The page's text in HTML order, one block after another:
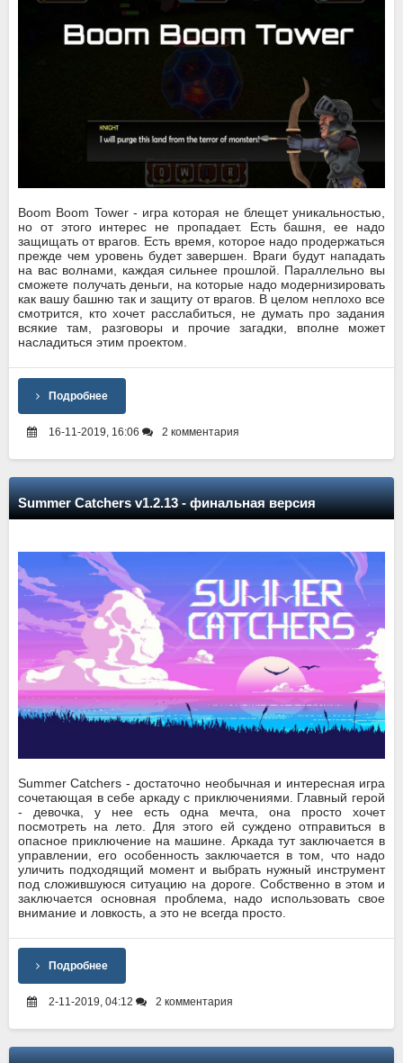
Boom Boom Tower - игра которая не блещет уникальностью,
но от этого интерес не пропадает. Есть башня, ее надо
защищать от врагов. Есть время, которое надо продержаться
прежде чем уровень будет завершен. Враги будут нападать
на вас волнами, каждая сильнее прошлой. Параллельно вы
сможете получать деньги, на которые надо модернизировать
как вашу башню так и защиту от врагов. В целом неплохо все
смотрится, кто хочет расслабиться, не думать про задания
всякие там, разговоры и прочие загадки, вполне может
насладиться этим проектом.
Подробнее
16-11-2019, 16:06 2 комментария
Summer Catchers v1.2.13 - финальная версия
Summer Catchers - достаточно необычная и интересная игра
сочетающая в себе аркаду с приключениями. Главный герой
- девочка, у нее есть одна мечта, она просто хочет
посмотреть на лето. Для этого ей суждено отправиться в
опасное приключение на машине. Аркада тут заключается в
управлении, его особенность заключается в том, что надо
уличить подходящий момент и выбрать нужный инструмент
под сложившуюся ситуацию на дороге. Собственно в этом и
заключается основная проблема, надо использовать свое
внимание и ловкость, а это не всегда просто.
Подробнее
2-11-2019, 04:12 2 комментария